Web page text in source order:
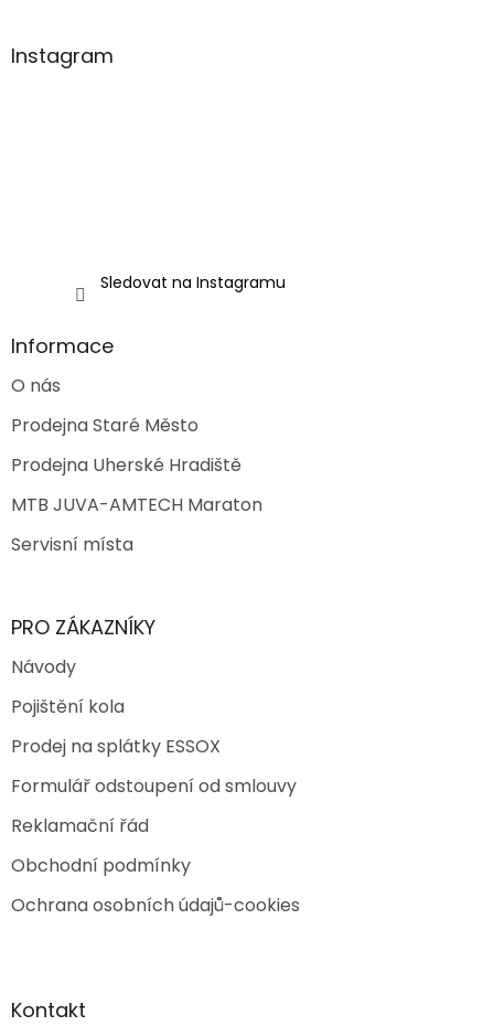
aInstagram
Sledovat na Instagramu
Informace
O nás
Prodejna Staré Město
Prodejna Uherské Hradiště
MTB JUVA-AMTECH Maraton
Servisní místa
PRO ZÁKAZNÍKY
Návody
Pojištění kola
Prodej na splátky ESSOX
Formulář odstoupení od smlouvy
Reklamační řád
Obchodní podmínky
Ochrana osobních údajů-cookies
Kontakt